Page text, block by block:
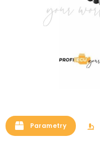
Parametry